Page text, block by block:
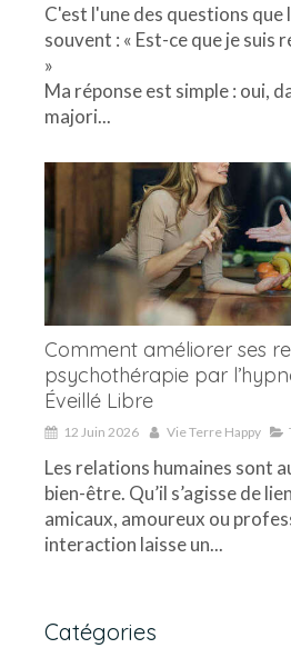
C'est l'une des questions que
souvent : « Est-ce que je suis
»
Ma réponse est simple : oui,
majori...
Comment améliorer ses
psychothérapie par
Éveillé Libre
12 Juin 2026 Vie Terre Happy
Les relations humaines sont
bien-être. Qu’il s’agisse de
amicaux, amoureux ou
interaction laisse un...
Catégories